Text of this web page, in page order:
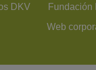
DKV Fundación
Web